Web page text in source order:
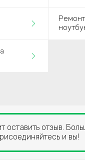
оставить отзыв.
и вы!